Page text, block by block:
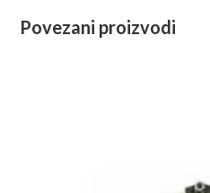
Povezani proizvodi